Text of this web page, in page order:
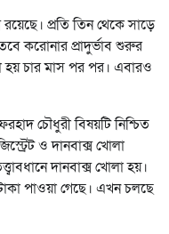
প্রতি তিন থেকে সাড়ে
করোনার প্রাদুর্ভাব শুরুর
চার মাস পর পর। এবারও
চৌধুরী বিষয়টি নিশ্চিত
ও দানবাক্স খোলা
দানবাক্স খোলা হয়।
পাওয়া গেছে। এখন চলছে